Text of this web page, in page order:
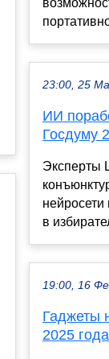
23:00, 25
ИИ
Госдуму
Эксперты
нейросети
в
19:00, 16
Гаджеты
2025 года